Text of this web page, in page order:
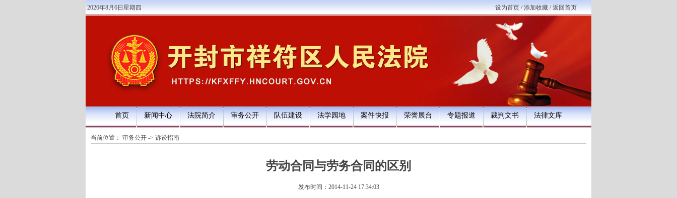
2026年8月6日星期四 设为首页/添加收藏/返回首页
首页 新闻中心 法院简介 审务公开 队伍建设 法学园地 案件快报 荣誉展台 专题报道 裁判文书 法律文库
当前位置： 审务公开 -> 诉讼指南
劳动合同与劳务合同的区别
发布时间：2014-11-24 17:34:03